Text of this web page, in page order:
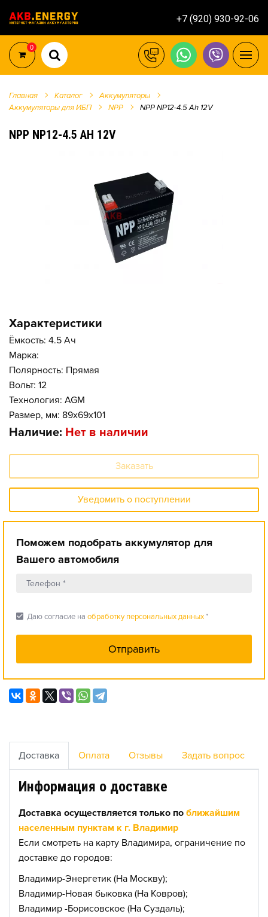
+7 (920) 930-92-06
0
Главная Каталог
Аккумуляторы
Аккумуляторы для ИБП
NPP NPP NP12-4.5 Ah 12V
NPP NP12-4.5 AH 12V
Характеристики
Ёмкость: 4.5 Ач
Марка:
Полярность: Прямая
Вольт: 12
Технология: AGM
Размер, мм: 89x69x101
Наличие: Нет в наличии
Заказать
Уведомить о поступлении
Поможем подобрать аккумулятор для
Вашего автомобиля
check_box Даю согласие на обработку персональных данных*
Доставка Оплата Отзывы Задать вопрос
Информация о доставке
Доставка осуществляется только по ближайшим
населенным пунктам к г. Владимир
Если смотреть на карту Владимира, ограничение по
доставке до городов:
Владимир-Энергетик (На Москву);
Владимир-Новая быковка (На Ковров);
Владимир -Борисовское (На Суздаль);